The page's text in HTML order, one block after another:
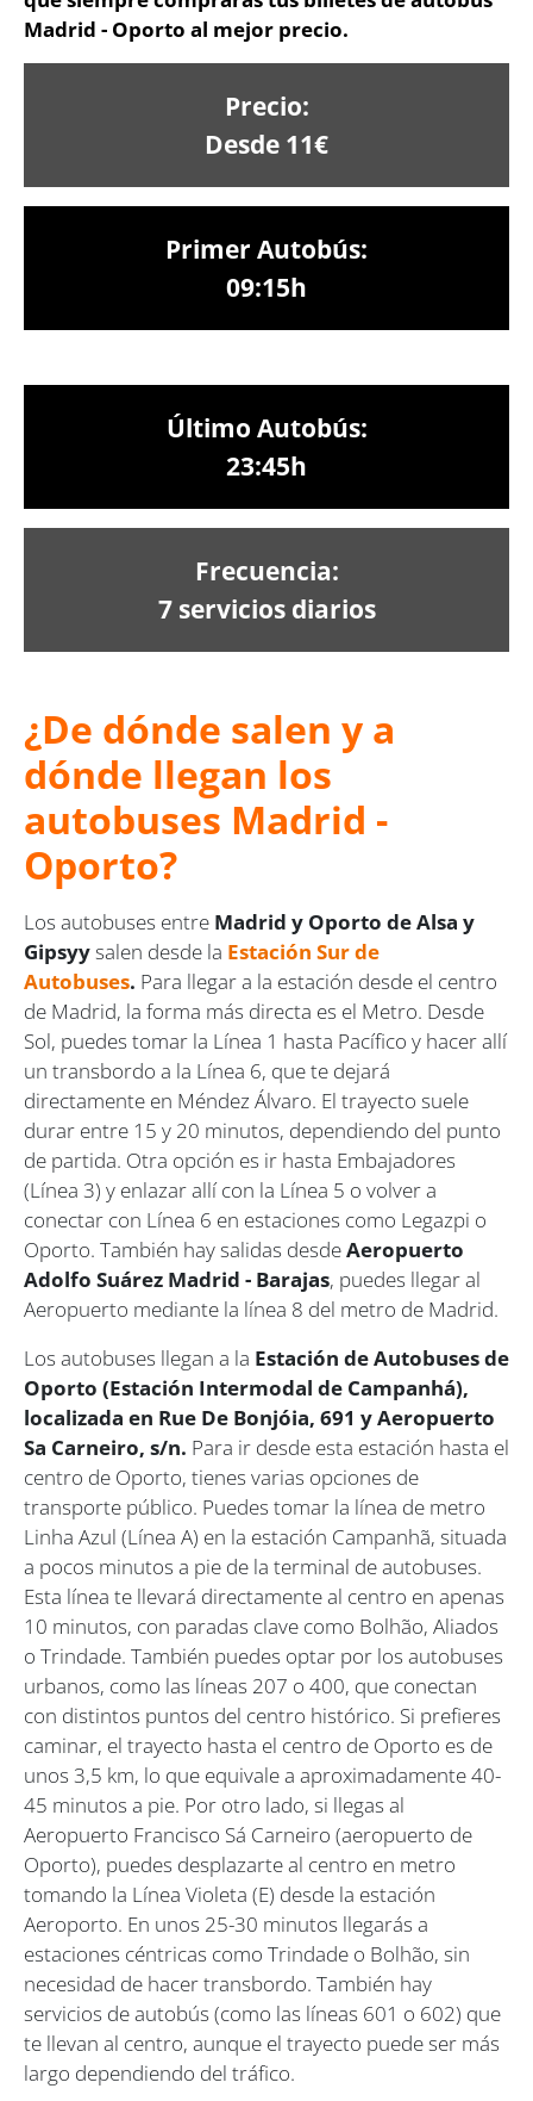
Madrid - Oporto al mejor precio.
Precio:
Desde 11€
Primer Autobús:
09:15h
Último Autobús:
23:45h
Frecuencia:
7 servicios diarios
¿De dónde salen y a
dónde llegan los
autobuses Madrid -
Oporto?
Los autobuses entre Madrid y Oporto de Alsa y
Gipsyysalen desde la Estación Sur de
Autobuses. Para llegar a la estación desde el centro
de Madrid, la forma más directa es el Metro. Desde
Sol, puedes tomar la Línea 1 hasta Pacífico y hacer allí
un transbordo a la Línea 6, que te dejará
directamente en Méndez Álvaro. El trayecto suele
durar entre 15 y 20 minutos, dependiendo del punto
de partida. Otra opción es ir hasta Embajadores
(Línea 3) y enlazar allí con la Línea 5 o volver a
conectar con Línea 6 en estaciones como Legazpi o
Oporto. También hay salidas desdeAeropuerto
Adolfo Suárez Madrid - Barajas, puedes llegar al
Aeropuerto mediante la línea 8 del metro de Madrid.
Los autobuses llegan a la Estación de Autobuses de
Oporto (Estación Intermodal de Campanhá),
localizada en Rue De Bonjóia, 691 y Aeropuerto
Sa Carneiro, s/n. Para ir desde esta estación hasta el
centro de Oporto, tienes varias opciones de
transporte público. Puedes tomar la línea de metro
Linha Azul (Línea A) en la estación Campanhã, situada
a pocos minutos a pie de la terminal de autobuses.
Esta línea te llevará directamente al centro en apenas
10 minutos, con paradas clave como Bolhão, Aliados
o Trindade. También puedes optar por los autobuses
urbanos, como las líneas 207 o 400, que conectan
con distintos puntos del centro histórico. Si prefieres
caminar, el trayecto hasta el centro de Oporto es de
unos 3,5 km, lo que equivale a aproximadamente 40-
45 minutos a pie. Por otro lado, si llegas al
Aeropuerto Francisco Sá Carneiro (aeropuerto de
Oporto), puedes desplazarte al centro en metro
tomando la Línea Violeta (E) desde la estación
Aeroporto. En unos 25-30 minutos llegarás a
estaciones céntricas como Trindade o Bolhão, sin
necesidad de hacer transbordo. También hay
servicios de autobús (como las líneas 601 o 602) que
te llevan al centro, aunque el trayecto puede ser más
largo dependiendo del tráfico.